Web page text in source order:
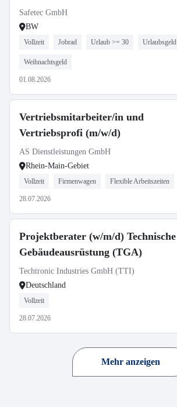
Safetec GmbH
BW
Vollzeit Jobrad Urlaub >= 30 Urlaubsgeld
Weihnachtsgeld
01.08.2026
Vertriebsmitarbeiter/in und
Vertriebsprofi (m/w/d)
AS Dienstleistungen GmbH
Rhein-Main-Gebiet
Vollzeit Firmenwagen Flexible Arbeitszeiten
28.07.2026
Projektberater (w/m/d) Technische
Gebäudeausrüstung (TGA)
Techtronic Industries GmbH (TTI)
Deutschland
Vollzeit
28.07.2026
Mehr anzeigen